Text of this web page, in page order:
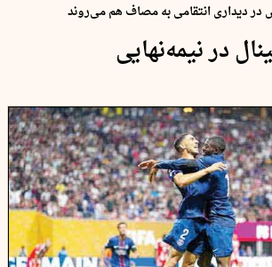
در دیداری انتقامی به مصاف هم می‌روند
در نیمه‌نهایی